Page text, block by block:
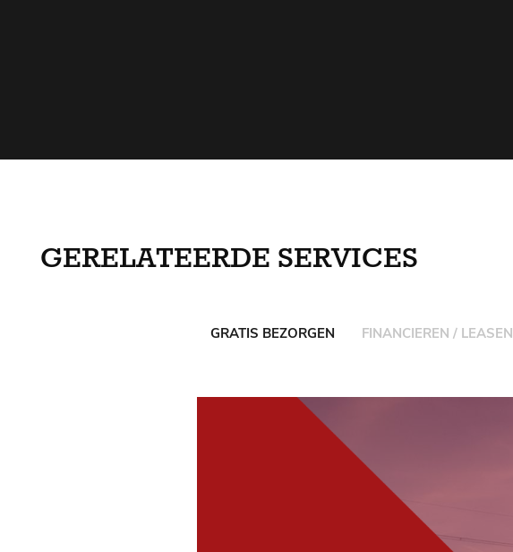
GERELATEERDE SERVICES
GRATIS BEZORGEN FINANCIEREN / LEASEN